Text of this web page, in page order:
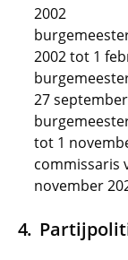
2002
2002 tot 1
27
tot 1
commissaris
november